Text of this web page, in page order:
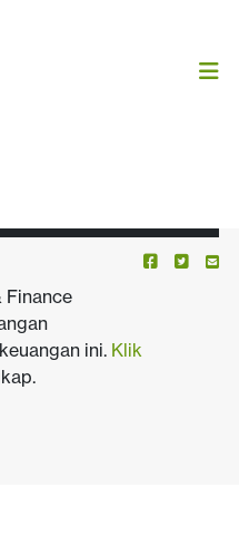
Finance
ini. Klik